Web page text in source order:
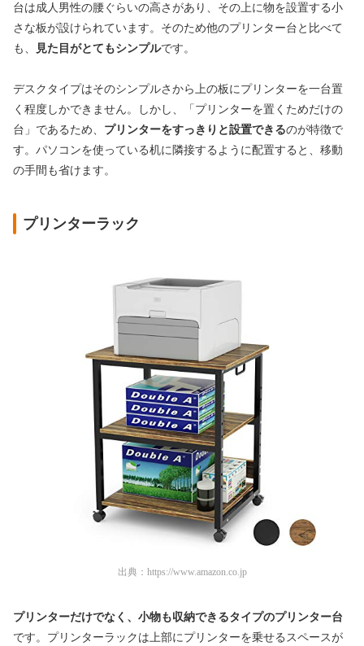
台は成人男性の腰ぐらいの高さがあり、その上に物を設置する小
さな板が設けられています。そのため他のプリンター台と比べて
も、
見た目がとてもシンプルです。
デスクタイプはそのシンプルさから上の板にプリンターを一台置
く程度しかできません。しかし、「プリンターを置くためだけの
台」であるため、 プリンターをすっきりと設置できるのが特徴で
す。パソコンを使っている机に隣接するように配置すると、移動
の手間も省けます。
プリンターラック
出典： https://www.amazon.co.jp
プリンターだけでなく、小物も収納できるタイプのプリンター台
です。プリンターラックは上部にプリンターを乗せるスペースが